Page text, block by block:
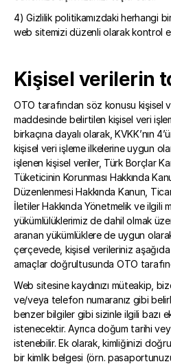
4) Gizlilik politikamızdaki herhangi
web sitemizi düzenli olarak kontrol
Kişisel verilerin
OTO tarafından söz konusu kişisel
maddesinde belirtilen kişisel veri
birkaçına dayalı olarak, KVKK’nın
kişisel veri işleme ilkelerine uygun
işlenen kişisel veriler, Türk Borçlar
Tüketicinin Korunması Hakkında
Düzenlenmesi Hakkında Kanun,
İletiler Hakkında Yönetmelik ve ilgili
yükümlülüklerimiz de dahil olmak
aranan yükümlüklere de uygun
çerçevede, kişisel verileriniz
amaçlar doğrultusunda OTO
Web sitesine kaydınızı müteakip,
ve/veya telefon numaranız gibi
benzer bilgiler gibi sizinle ilgili bazı
istenecektir. Ayrıca doğum tarihi
istenebilir. Ek olarak, kimliğinizi
bir kimlik belgesi (örn.